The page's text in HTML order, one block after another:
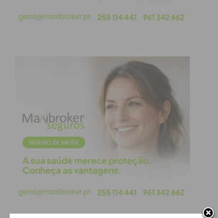
Comemora-se a 1 de março oDia da Proteção Civil
Administração Interna.
“Em Portugal e no mundo, a comemoração da data
tem como propósito sensibilizar os vários países
para a importância da desta área, prestar tributo a
todos os agentes e promover a reflexão e o diálogo
em torno dos riscos a que populações e territórios
estão sujeitos; e o papel que cabe a cada um de
nós, cidadãos, no esforço coletivo de criação de
comunidades resilientes a catástrofes”, indica a
Autoridade Nacional de Emergência e Proteção
Civil
, em comunicado.